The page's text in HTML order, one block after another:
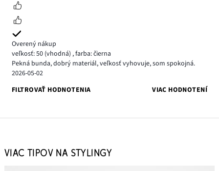
Overený nákup
veľkosť: 50 (vhodná) ,farba: čierna
Pekná bunda, dobrý materiál, veľkosť vyhovuje, som spokojná.
2026-05-02
FILTROVAŤ HODNOTENIA
VIAC HODNOTENÍ
VIAC TIPOV NA STYLINGY